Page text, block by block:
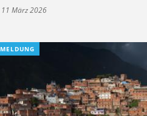
11 März 2026
MELDUNG